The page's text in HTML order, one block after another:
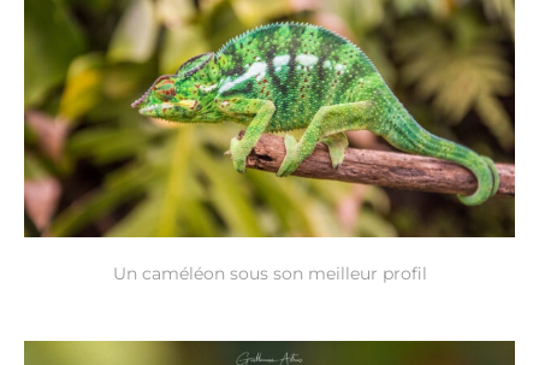
Un caméléon sous son meilleur profil